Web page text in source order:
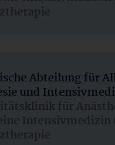
Abteilung für
und
für
Intensivmedizin